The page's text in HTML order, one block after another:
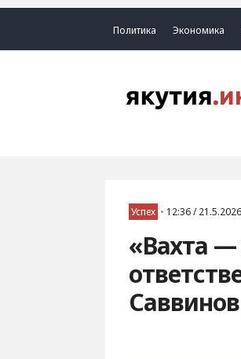
Политика Экономика
Успех • 12:36 / 21.5.2026
«Вахта